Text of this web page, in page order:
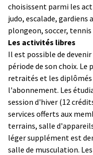
choisissent parmi les
judo, escalade,
plongeon, soccer,
Les activités libres
Il est possible de
période de son choix.
retraités et les
l'abonnement. Les
session d'hiver (12
services offerts aux
terrains, salle
léger supplément est
salle de musculation.